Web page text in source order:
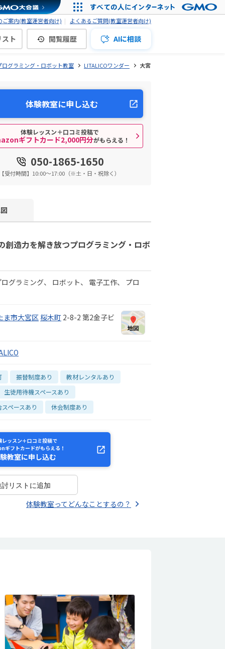
ご案内(教室運営者向け) よくあるご質問(教室運営者向け)
ト 閲覧履歴 AIに相談
ログラミング・ロボット教室 LITALICOワンダー 大宮
体験教室に申し込む
体験レッスン＋口コミ投稿で
ギフトカード2,000円分がもらえる！
050-1865-1650
受付時間】10:00～17:00（※土・日・祝除く）
創造力を解き放つプログラミング・ロボ
グラミング ロボット 電子工作 プロ
ま市大宮区桜木町 2-8-2 第2金子ビ
振替制度あり
教材レンタルあり
生徒用待機スペースあり
ペースあり
休会制度あり
レッスン＋口コミ投稿で
ギフトカードがもらえる！
教室に申し込む
リストに追加
体験教室ってどんなことするの？